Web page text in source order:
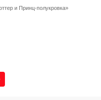
и Принц-полукровка»